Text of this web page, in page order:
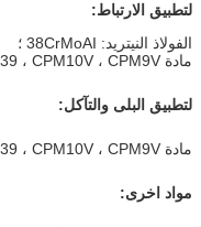
لتطبيق الارتباط:
الفولاذ النيتريد: 38CrMoAI ؛
مادة PM-HIP: SAM26 ، SAM39 ، CPM10V ، CPM9V
لتطبيق البلى والتآكل:
مادة PM-HIP: SAM26 ، SAM39 ، CPM10V ، CPM9V
مواد اخرى: